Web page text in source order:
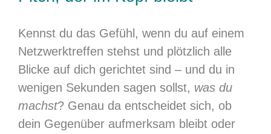
Kennst du das Gefühl, wenn du auf einem
Netzwerktreffen stehst und plötzlich alle
Blicke auf dich gerichtet sind – und du in
wenigen Sekunden sagen sollst, was du
machst? Genau da entscheidet sich, ob
dein Gegenüber aufmerksam bleibt oder